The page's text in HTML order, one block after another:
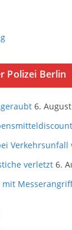
Polizei Berlin
6.
Verkehrsunfall
verletzt 6.